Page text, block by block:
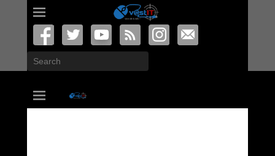
Search
vastIT.ro
Blog de Tehnologie